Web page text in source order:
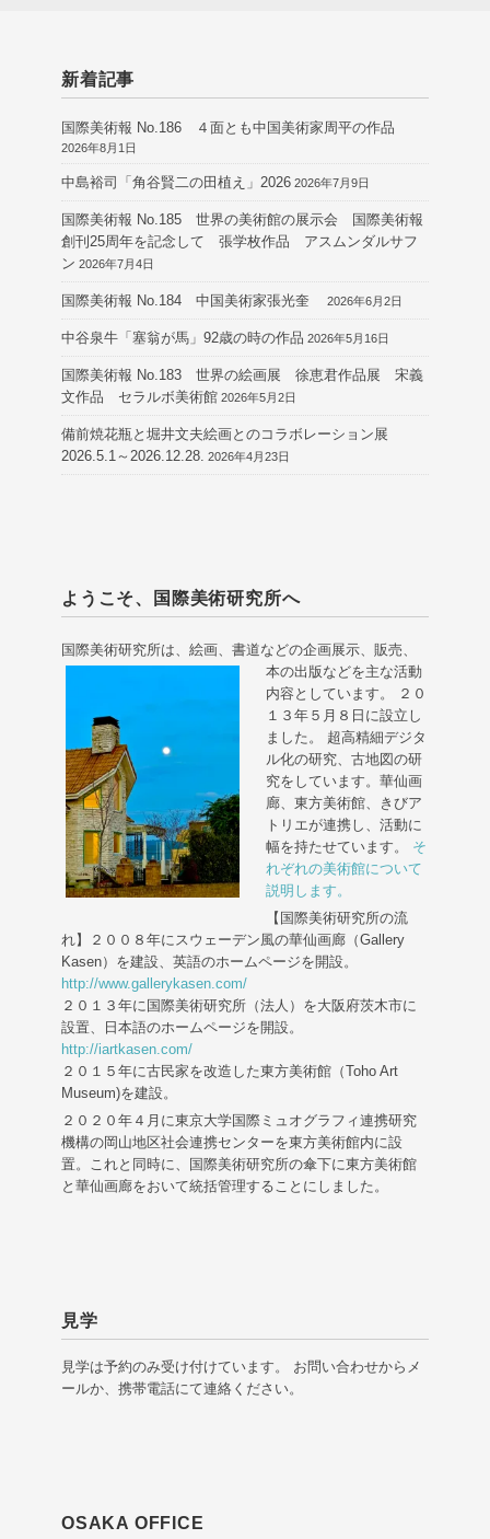
新着記事
国際美術報 No.186 ４面とも中国美術家周平の作品
2026年8月1日
中島裕司「角谷賢二の田植え」2026 2026年7月9日
国際美術報 No.185 世界の美術館の展示会 国際美術報
創刊25周年を記念して 張学枚作品 アスムンダルサフ
ン 2026年7月4日
国際美術報 No.184 中国美術家張光奎 2026年6月2日
中谷泉牛「塞翁が馬」92歳の時の作品 2026年5月16日
国際美術報 No.183 世界の絵画展 徐恵君作品展 宋義
文作品 セラルボ美術館 2026年5月2日
備前焼花瓶と堀井文夫絵画とのコラボレーション展
2026.5.1～2026.12.28. 2026年4月23日
ようこそ、国際美術研究所へ
国際美術研究所は、絵画、書道などの企画展示、販売、
本の出版などを主な活動
内容としています。 ２０
１３年５月８日に設立し
ました。 超高精細デジタ
ル化の研究、古地図の研
究をしています。華仙画
廊、東方美術館、きびア
トリエが連携し、活動に
幅を持たせています。 そ
れぞれの美術館について
説明します。
【国際美術研究所の流
れ】２００８年にスウェーデン風の華仙画廊（Gallery
Kasen）を建設、英語のホームページを開設。
http://www.gallerykasen.com/
２０１３年に国際美術研究所（法人）を大阪府茨木市に
設置、日本語のホームページを開設。
http://iartkasen.com/
２０１５年に古民家を改造した東方美術館（Toho Art
Museum)を建設。
２０２０年４月に東京大学国際ミュオグラフィ連携研究
機構の岡山地区社会連携センターを東方美術館内に設
置。これと同時に、国際美術研究所の傘下に東方美術館
と華仙画廊をおいて統括管理することにしました。
見学
見学は予約のみ受け付けています。 お問い合わせからメ
ールか、携帯電話にて連絡ください。
OSAKA OFFICE